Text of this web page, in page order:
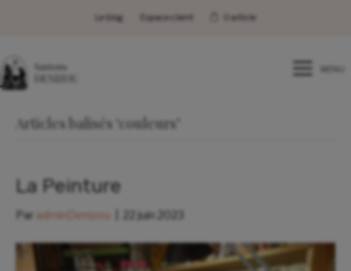
Le blog Espace client 0 article
Articles balisés ‘couleurs’
La Peinture
Par adminDenizou 22 juin 2023